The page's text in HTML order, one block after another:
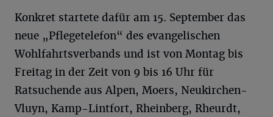
Konkret startete dafür am 15. September das
neue „Pflegetelefon“ des evangelischen
Wohlfahrtsverbands und ist von Montag bis
Freitag in der Zeit von 9 bis 16 Uhr für
Ratsuchende aus Alpen, Moers, Neukirchen-
Vluyn, Kamp-Lintfort, Rheinberg, Rheurdt,